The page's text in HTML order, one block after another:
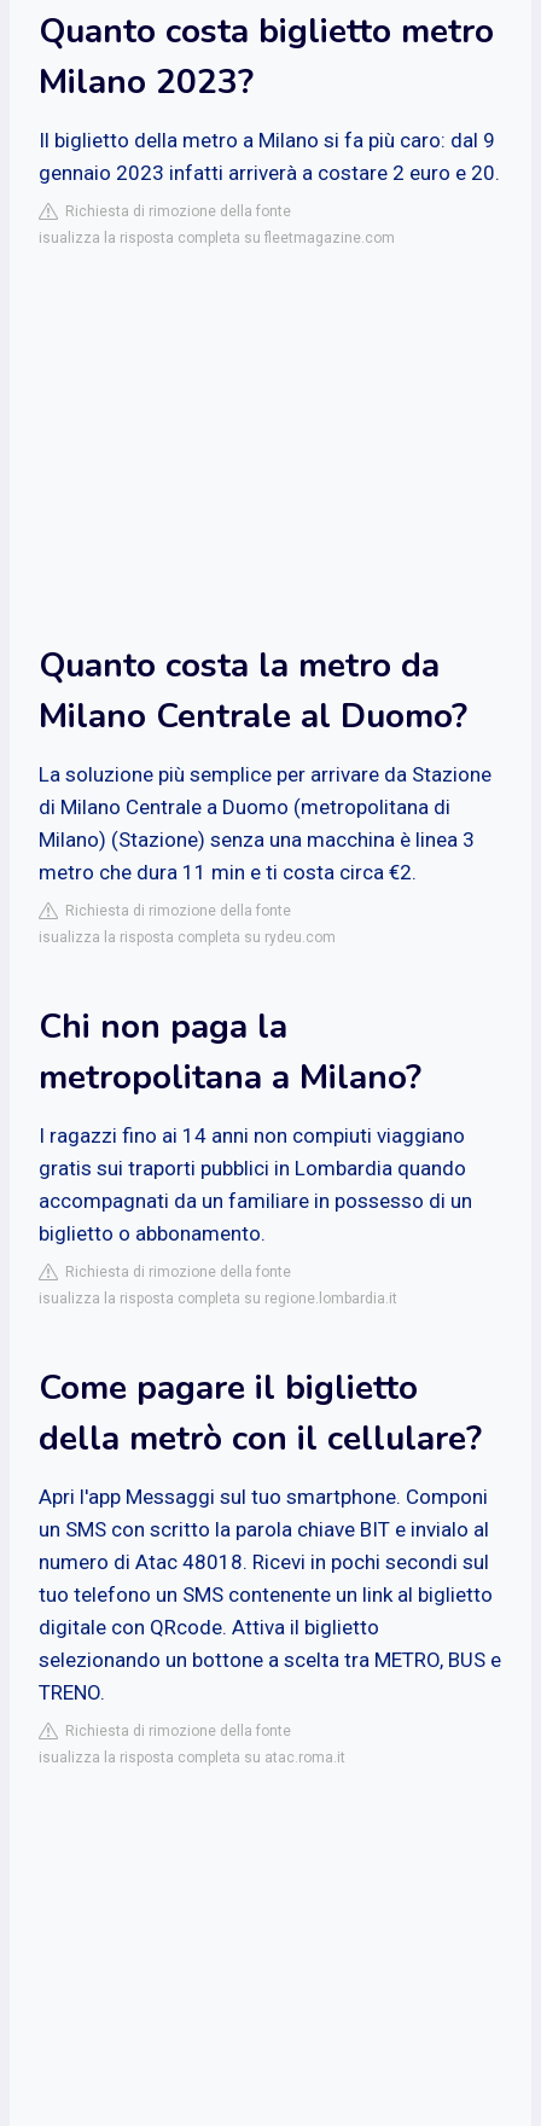
Quanto costa biglietto metro
Milano 2023?
Il biglietto della metro a Milano si fa più caro: dal 9
gennaio 2023 infatti arriverà a costare 2 euro e 20.
Richiesta di rimozione della fonte
isualizza la risposta completa su fleetmagazine.com
Quanto costa la metro da
Milano Centrale al Duomo?
La soluzione più semplice per arrivare da Stazione
di Milano Centrale a Duomo (metropolitana di
Milano) (Stazione) senza una macchina è linea 3
metro che dura 11 min e ti costa circa €2.
Richiesta di rimozione della fonte
isualizza la risposta completa su rydeu.com
Chi non paga la
metropolitana a Milano?
I ragazzi fino ai 14 anni non compiuti viaggiano
gratis sui traporti pubblici in Lombardia quando
accompagnati da un familiare in possesso di un
biglietto o abbonamento.
Richiesta di rimozione della fonte
isualizza la risposta completa su regione.lombardia.it
Come pagare il biglietto
della metrò con il cellulare?
Apri l'app Messaggi sul tuo smartphone. Componi
un SMS con scritto la parola chiave BIT e invialo al
numero di Atac 48018. Ricevi in pochi secondi sul
tuo telefono un SMS contenente un link al biglietto
digitale con QRcode. Attiva il biglietto
selezionando un bottone a scelta tra METRO, BUS e
TRENO.
Richiesta di rimozione della fonte
isualizza la risposta completa su atac.roma.it